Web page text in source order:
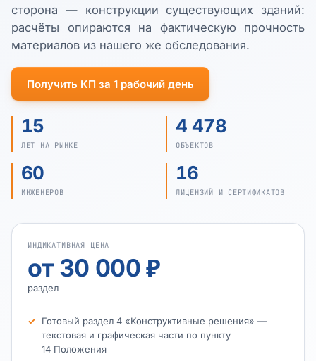
сторона — конструкции существующих зданий:
расчёты опираются на фактическую прочность
материалов из нашего же обследования.
Получить КП за 1 рабочий день
15
ЛЕТ НА РЫНКЕ
4 478
ОБЪЕКТОВ
60
ИНЖЕНЕРОВ
16
ЛИЦЕНЗИЙ И СЕРТИФИКАТОВ
ИНДИКАТИВНАЯ ЦЕНА
от 30 000 ₽
раздел
Готовый раздел 4 «Конструктивные решения» —
текстовая и графическая части по пункту
14 Положения